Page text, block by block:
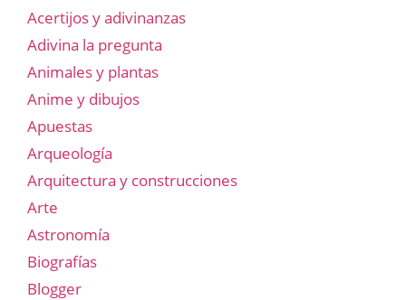
Acertijos y adivinanzas
Adivina la pregunta
Animales y plantas
Anime y dibujos
Apuestas
Arqueología
Arquitectura y construcciones
Arte
Astronomía
Biografías
Blogger